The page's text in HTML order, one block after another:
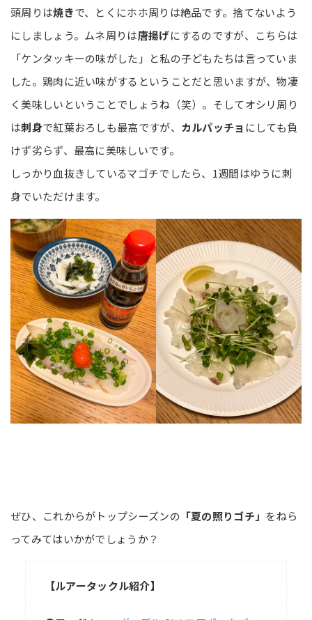
頭周りは焼きで、とくにホホ周りは絶品です。捨てないよう
にしましょう。ムネ周りは唐揚げにするのですが、こちらは
「ケンタッキーの味がした」と私の子どもたちは言っていま
した。鶏肉に近い味がするということだと思いますが、物凄
く美味しいということでしょうね（笑）。そしてオシリ周り
は刺身で紅葉おろしも最高ですが、 カルパッチョ にしても負
けず劣らず、最高に美味しいです。
しっかり血抜きしているマゴチでしたら、1週間はゆうに刺
身でいただけます。
ぜひ、これからがトップシーズンの 「夏の照りゴチ」 をねら
ってみてはいかがでしょうか？
【ルアータックル紹介】